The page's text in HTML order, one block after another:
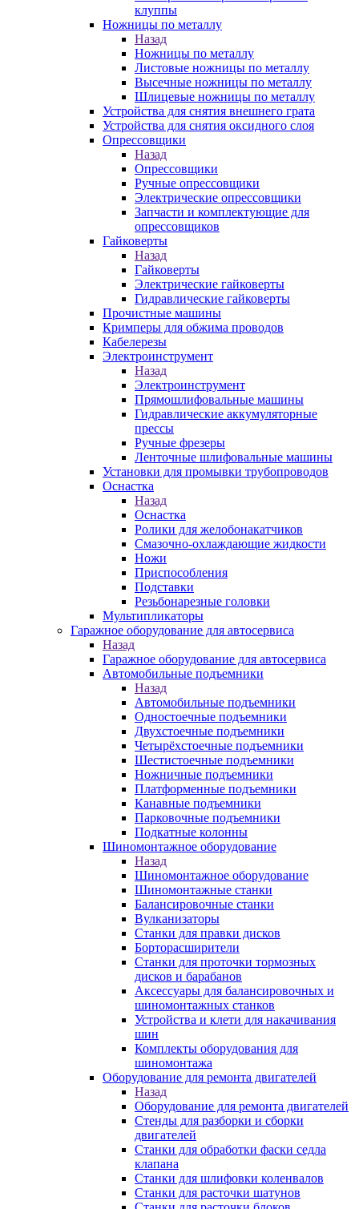
клуппы
Ножницы по металлу
Назад
Ножницы по металлу
Листовые ножницы по металлу
Высечные ножницы по металлу
Шлицевые ножницы по металлу
Устройства для снятия внешнего грата
Устройства для снятия оксидного слоя
Опрессовщики
Назад
Опрессовщики
Ручные опрессовщики
Электрические опрессовщики
Запчасти и комплектующие для
опрессовщиков
Гайковерты
Назад
Гайковерты
Электрические гайковерты
Гидравлические гайковерты
Прочистные машины
Кримперы для обжима проводов
Кабелерезы
Электроинструмент
Назад
Электроинструмент
Прямошлифовальные машины
Гидравлические аккумуляторные
прессы
Ручные фрезеры
Ленточные шлифовальные машины
Установки для промывки трубопроводов
Оснастка
Назад
Оснастка
Ролики для желобонакатчиков
Смазочно-охлаждающие жидкости
Ножи
Приспособления
Подставки
Резьбонарезные головки
Мультипликаторы
Гаражное оборудование для автосервиса
Назад
Гаражное оборудование для автосервиса
Автомобильные подъемники
Назад
Автомобильные подъемники
Одностоечные подъемники
Двухстоечные подъемники
Четырёхстоечные подъемники
Шестистоечные подъемники
Ножничные подъемники
Платформенные подъемники
Канавные подъемники
Парковочные подъемники
Подкатные колонны
Шиномонтажное оборудование
Назад
Шиномонтажное оборудование
Шиномонтажные станки
Балансировочные станки
Вулканизаторы
Станки для правки дисков
Борторасширители
Станки для проточки тормозных
дисков и барабанов
Аксессуары для балансировочных и
шиномонтажных станков
Устройства и клети для накачивания
шин
Комплекты оборудования для
шиномонтажа
Оборудование для ремонта двигателей
Назад
Оборудование для ремонта двигателей
Стенды для разборки и сборки
двигателей
Станки для обработки фаски седла
клапана
Станки для шлифовки коленвалов
Станки для расточки шатунов